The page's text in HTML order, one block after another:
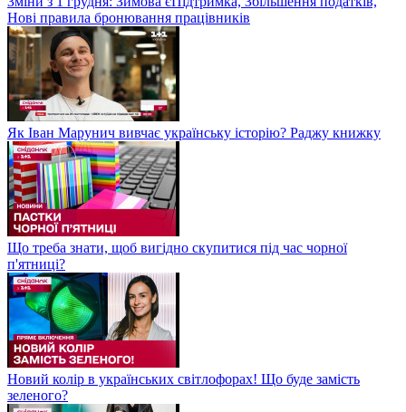
Нові правила бронювання працівників
Як Іван Марунич вивчає українську історію? Раджу книжку
Що треба знати, щоб вигідно скупитися під час чорної
п'ятниці?
Новий колір в українських світлофорах! Що буде замість
зеленого?